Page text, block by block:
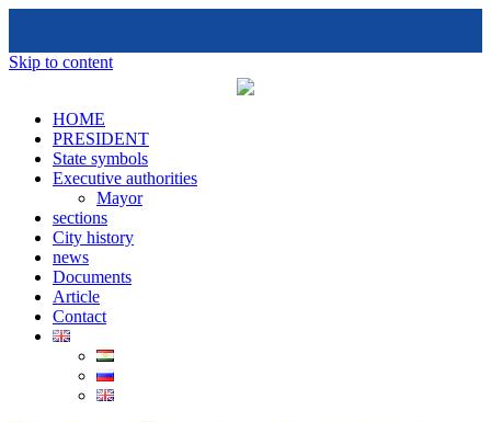
Skip to content
HOME
PRESIDENT
State symbols
Executive authorities
Mayor
sections
City ​​history
news
Documents
Article
Contact